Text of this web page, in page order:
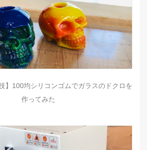
】100均シリコンゴムでガラスのドクロを
作ってみた